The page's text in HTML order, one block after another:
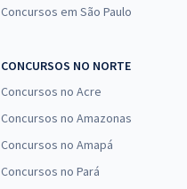
Concursos em São Paulo
CONCURSOS NO NORTE
Concursos no Acre
Concursos no Amazonas
Concursos no Amapá
Concursos no Pará